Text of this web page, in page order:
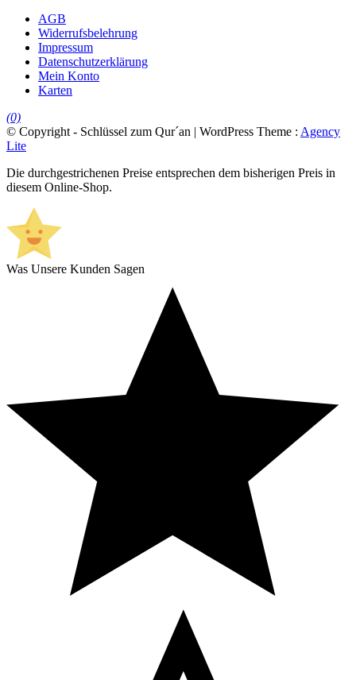
AGB
Widerrufsbelehrung
Impressum
Datenschutzerklärung
Mein Konto
Karten
(0)
© Copyright - Schlüssel zum Qur´an | WordPress Theme : Agency
Lite
Die durchgestrichenen Preise entsprechen dem bisherigen Preis in
diesem Online-Shop.
Was Unsere Kunden Sagen